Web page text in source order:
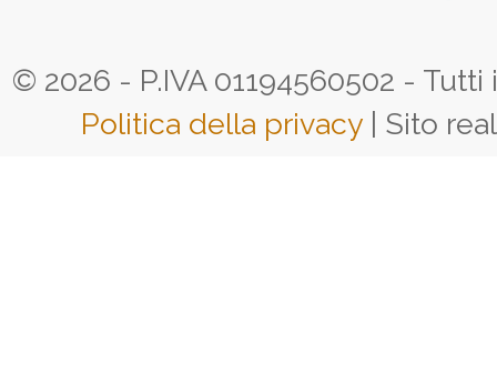
© 2026 - P.IVA 01194560502 -
Politica della privacy | Sito